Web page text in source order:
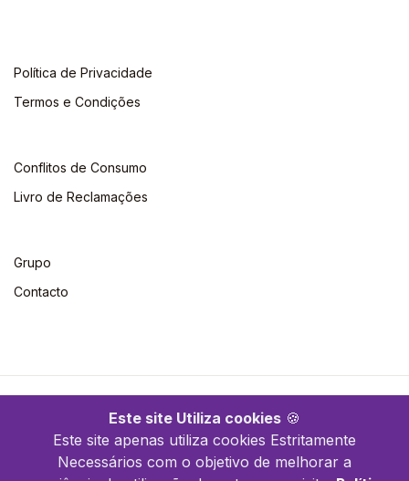
Este site Utiliza cookies 🍪
Este site apenas utiliza cookies Estritamente
Necessários com o objetivo de melhorar a
Política de Privacidade
Termos e Condições
Conflitos de Consumo
Livro de Reclamações
Grupo
Contacto
©2026 Escolar. Todos os direitos reservados